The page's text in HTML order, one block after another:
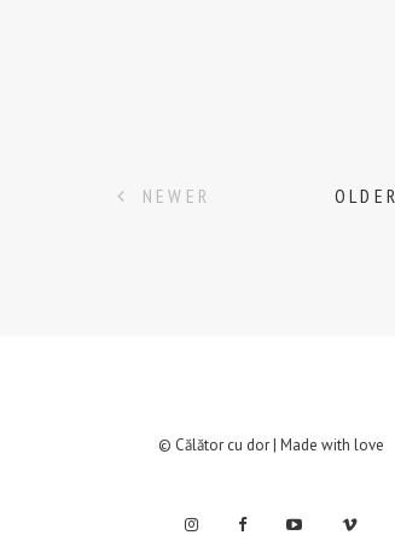
NEWER OLDER
© Călător cu dor | Made with love